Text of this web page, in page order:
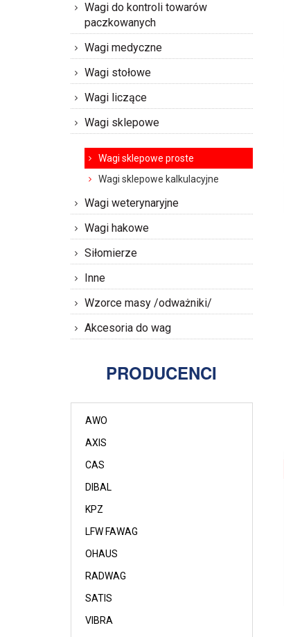
Wagi do kontroli towarów
paczkowanych
Wagi medyczne
Wagi stołowe
Wagi liczące
Wagi sklepowe
Wagi sklepowe proste
Wagi sklepowe kalkulacyjne
Wagi weterynaryjne
Wagi hakowe
Siłomierze
Inne
Wzorce masy /odważniki/
Akcesoria do wag
PRODUCENCI
AWO
AXIS
CAS
DIBAL
KPZ
LFW FAWAG
OHAUS
RADWAG
SATIS
VIBRA